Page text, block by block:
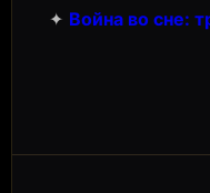
✦ Война во сне: